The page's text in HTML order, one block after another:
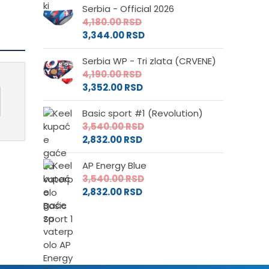
Serbia - Official 2026
4,180.00RSD
3,344.00RSD
Serbia WP - Tri zlata (CRVENE)
4,190.00RSD
3,352.00RSD
Basic sport #1 (Revolution)
3,540.00RSD
2,832.00RSD
AP Energy Blue
3,540.00RSD
2,832.00RSD